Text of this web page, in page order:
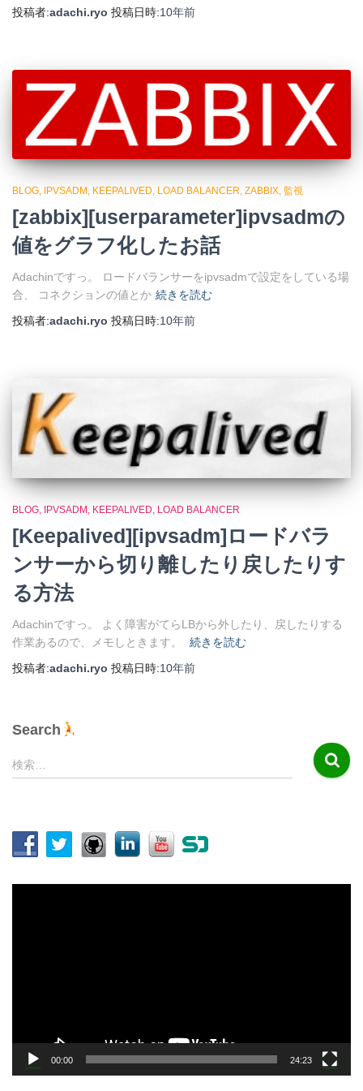
投稿者:adachi.ryo 投稿日時:10年前
BLOG IPVSADM KEEPALIVED LOAD BALANCER ZABBIX 監視
[zabbix][userparameter]ipvsadmの
値をグラフ化したお話
Adachinですっ。 ロードバランサーをipvsadmで設定をしている場
合、 コネクションの値とか 続きを読む
投稿者:adachi.ryo 投稿日時:10年前
BLOG IPVSADM KEEPALIVED LOAD BALANCER
[Keepalived][ipvsadm]ロードバラ
ンサーから切り離したり戻したりす
る方法
Adachinですっ。 よく障害がてらLBから外したり、戻したりする
作業あるので、メモしときます。
続きを読む
投稿者:adachi.ryo 投稿日時:10年前
Search
検
索
検索…
00:00 24:23